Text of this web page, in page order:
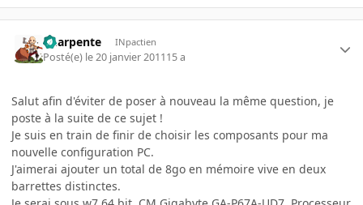
Charpente INpactien
Posté(e) le 20 janvier 201115 a
Salut afin d'éviter de poser à nouveau la même question, je
poste à la suite de ce sujet !
Je suis en train de finir de choisir les composants pour ma
nouvelle configuration PC.
J'aimerai ajouter un total de 8go en mémoire vive en deux
barrettes distinctes.